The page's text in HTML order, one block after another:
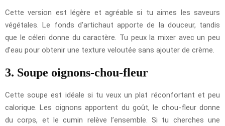
Cette version est légère et agréable si tu aimes les saveurs
végétales. Le fonds d’artichaut apporte de la douceur, tandis
que le céleri donne du caractère. Tu peux la mixer avec un peu
d’eau pour obtenir une texture veloutée sans ajouter de crème.
3. Soupe oignons-chou-fleur
Cette soupe est idéale si tu veux un plat réconfortant et peu
calorique. Les oignons apportent du goût, le chou-fleur donne
du corps, et le cumin relève l’ensemble. Si tu cherches une